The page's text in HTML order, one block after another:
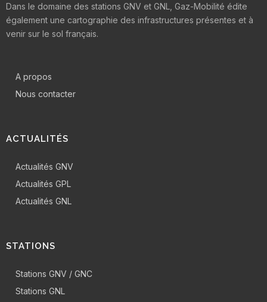
Dans le domaine des stations GNV et GNL, Gaz-Mobilité édite
également une cartographie des infrastructures présentes et à
venir sur le sol français.
A propos
Nous contacter
ACTUALITÉS
Actualités GNV
Actualités GPL
Actualités GNL
STATIONS
Stations GNV / GNC
Stations GNL